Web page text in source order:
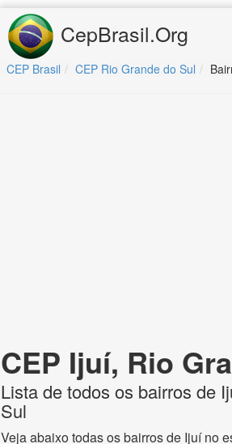
CepBrasil.Org
CEP Brasil CEP Rio Grande do Sul
CEP Ijuí, Rio
Lista de todos os bairros de
Sul
Veja abaixo todas os bairros de Ijuí no